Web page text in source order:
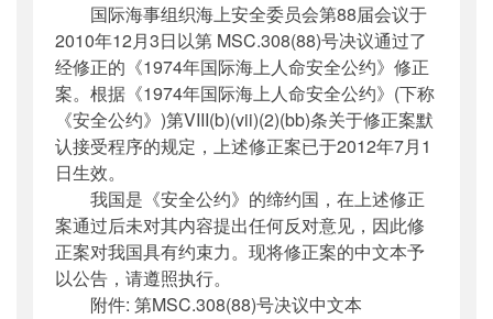
公开日期：2012年07月11日
主题词 ：国际海上组织;公约;修正案;公告;海上
人...
机构分类：国际合作司
主题分类 ：其他
公文类型：其他
国际海事组织海上安全委员会第88届会议于
2010年12月3日以第 MSC.308(88)号决议通过了
经修正的《1974年国际海上人命安全公约》修正
案。根据《1974年国际海上人命安全公约》(下称
《安全公约》)第VIII(b)(vii)(2)(bb)条关于修正案默
认接受程序的规定，上述修正案已于2012年7月1
日生效。
我国是《安全公约》的缔约国，在上述修正
案通过后未对其内容提出任何反对意见，因此修
正案对我国具有约束力。现将修正案的中文本予
以公告，请遵照执行。
附件: 第MSC.308(88)号决议中文本